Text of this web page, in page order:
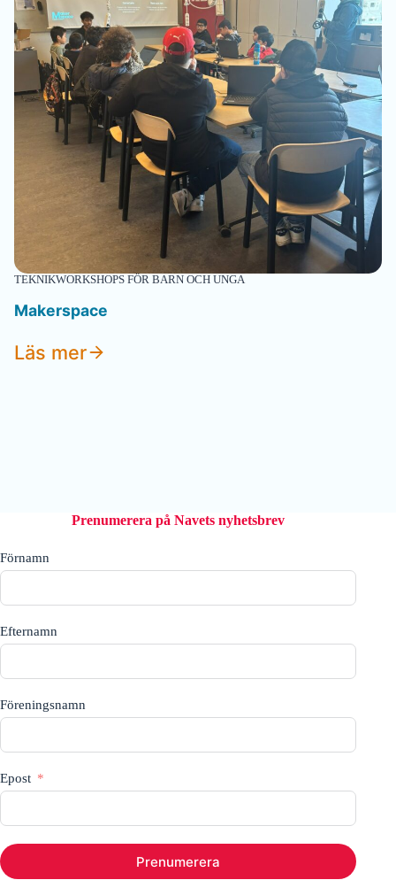
TEKNIKWORKSHOPS FÖR BARN OCH UNGA
Makerspace
Läs mer
Prenumerera på Navets nyhetsbrev
Förnamn
Efternamn
Föreningsnamn
Epost
Prenumerera